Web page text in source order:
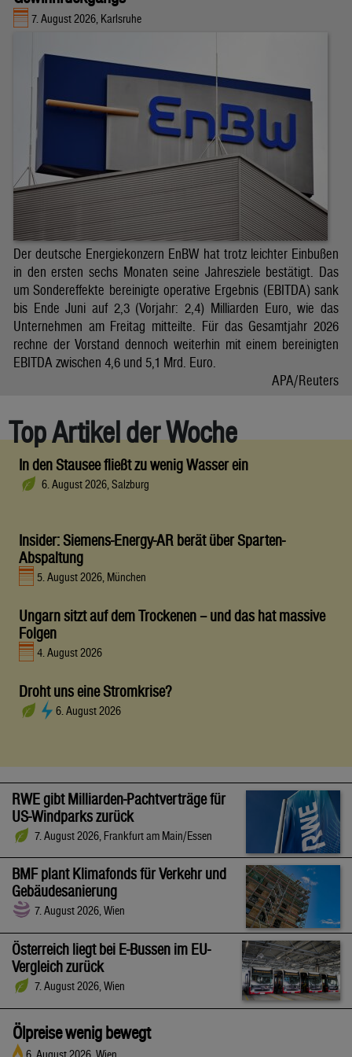
7. August 2026, Karlsruhe
Der deutsche Energiekonzern EnBW hat trotz leichter Einbußen
in den ersten sechs Monaten seine Jahresziele bestätigt. Das
um Sondereffekte bereinigte operative Ergebnis (EBITDA) sank
bis Ende Juni auf 2,3 (Vorjahr: 2,4) Milliarden Euro, wie das
Unternehmen am Freitag mitteilte. Für das Gesamtjahr 2026
rechne der Vorstand dennoch weiterhin mit einem bereinigten
EBITDA zwischen 4,6 und 5,1 Mrd. Euro.
APA/Reuters
Top Artikel der Woche
In den Stausee fließt zu wenig Wasser ein
6. August 2026, Salzburg
Insider: Siemens-Energy-AR berät über Sparten-
Abspaltung
5. August 2026, München
Ungarn sitzt auf dem Trockenen – und das hat massive
Folgen
4. August 2026
Droht uns eine Stromkrise?
6. August 2026
RWE gibt Milliarden-Pachtverträge für
US-Windparks zurück
7. August 2026, Frankfurt am Main/Essen
BMF plant Klimafonds für Verkehr und
Gebäudesanierung
7. August 2026, Wien
Österreich liegt bei E-Bussen im EU-
Vergleich zurück
7. August 2026, Wien
Ölpreise wenig bewegt